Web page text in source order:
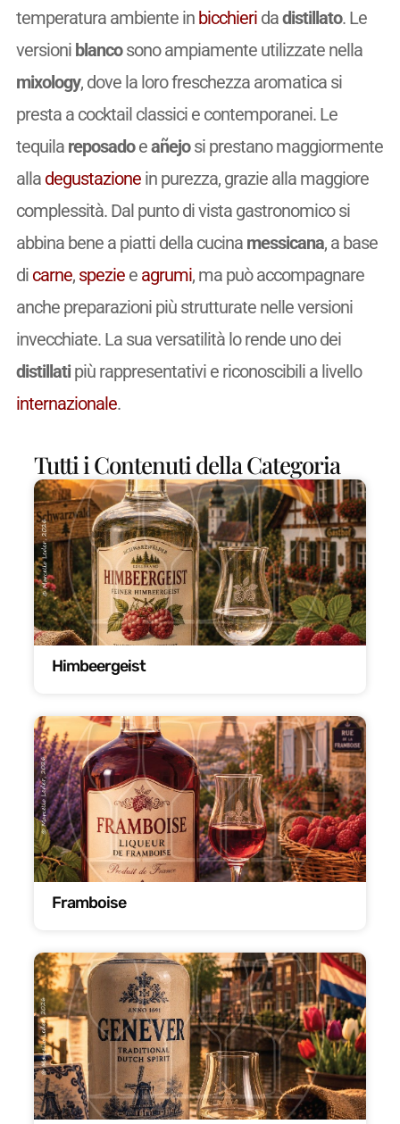
temperatura ambiente in bicchieridadistillato. Le
versioni blancosono ampiamente utilizzate nella
mixology, dove la loro freschezza aromatica si
presta a cocktail classici e contemporanei. Le
tequila reposadoeañejosi prestano maggiormente
alla degustazionein purezza, grazie alla maggiore
complessità. Dal punto di vista gastronomico si
abbina bene a piatti della cucina messicana, a base
di carne, speziee agrumi, ma può accompagnare
anche preparazioni più strutturate nelle versioni
invecchiate. La sua versatilità lo rende uno dei
distillatipiù rappresentativi e riconoscibili a livello
internazionale.
Tutti i Contenuti della Categoria
Himbeergeist
Framboise